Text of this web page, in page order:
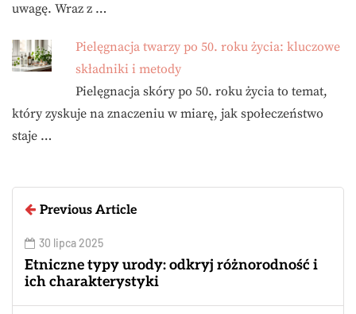
uwagę. Wraz z …
Pielęgnacja twarzy po 50. roku życia: kluczowe
składniki i metody
Pielęgnacja skóry po 50. roku życia to temat,
który zyskuje na znaczeniu w miarę, jak społeczeństwo
staje …
Previous Article
30 lipca 2025
Etniczne typy urody: odkryj różnorodność i
ich charakterystyki